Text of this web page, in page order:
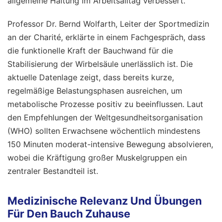
Professor Dr. Bernd Wolfarth, Leiter der Sportmedizin
an der Charité, erklärte in einem Fachgespräch, dass
die funktionelle Kraft der Bauchwand für die
Stabilisierung der Wirbelsäule unerlässlich ist. Die
aktuelle Datenlage zeigt, dass bereits kurze,
regelmäßige Belastungsphasen ausreichen, um
metabolische Prozesse positiv zu beeinflussen. Laut
den Empfehlungen der Weltgesundheitsorganisation
(WHO) sollten Erwachsene wöchentlich mindestens
150 Minuten moderat-intensive Bewegung absolvieren,
wobei die Kräftigung großer Muskelgruppen ein
zentraler Bestandteil ist.
Medizinische Relevanz Und Übungen
Für Den Bauch Zuhause